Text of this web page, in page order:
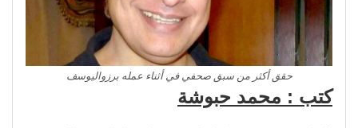
حقق أكثر من سبق صحفي في أثناء عمله برزواليوسف
كتب : محمد حبوشة